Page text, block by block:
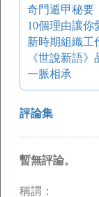
奇門遁甲秘要
10個理由讓你
新時期組織工
《世說新語
一脈相承
評論集
暫無評論。
稱謂：